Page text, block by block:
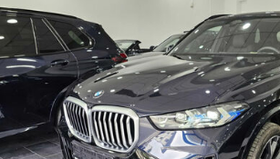
PRONTA CONSEGNA
Black Sapphire
Vetri posteriori laterali e
Regolazione larghezza schienale guidatore
Controllo vocale
Caricatore / Lettore CD
Carica per smartphone a induzione
Touch